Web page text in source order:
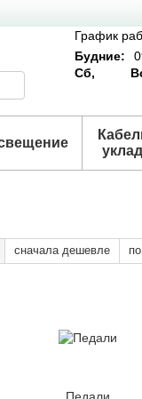
График
Будние:
Сб,
сначала дешевле